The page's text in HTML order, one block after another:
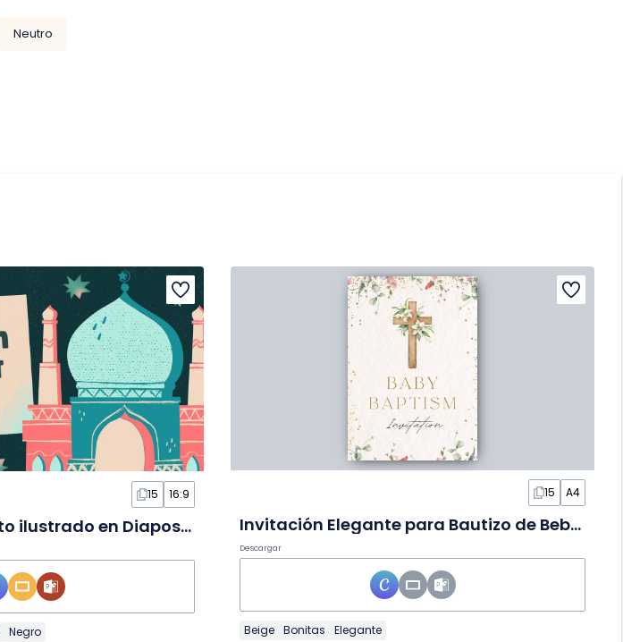
Neutro
15 16:9
Ramadán en Egipto ilustrado en Diapositivas
Negro
15 A4
Invitación Elegante para Bautizo de Bebé en Diapositivas
Descargar
Beige Bonitas Elegante